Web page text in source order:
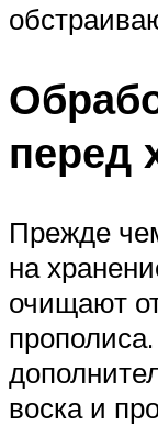
перед
Прежде
на
очищают
воска и